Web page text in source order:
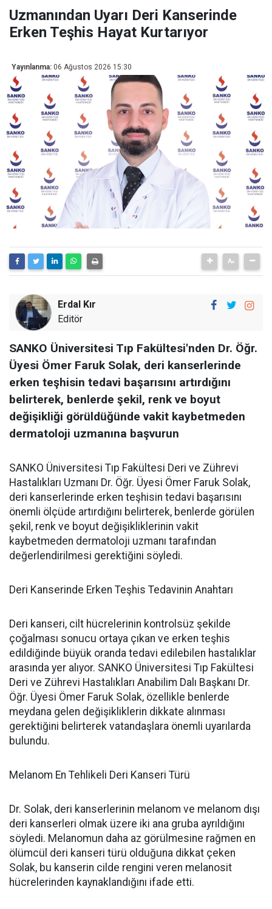
Uzmanından Uyarı Deri Kanserinde
Erken Teşhis Hayat Kurtarıyor
Yayınlanma: 06 Ağustos 2026 15:30
Erdal Kır
Editör
SANKO Üniversitesi Tıp Fakültesi'nden Dr. Öğr.
Üyesi Ömer Faruk Solak, deri kanserlerinde
erken teşhisin tedavi başarısını artırdığını
belirterek, benlerde şekil, renk ve boyut
değişikliği görüldüğünde vakit kaybetmeden
dermatoloji uzmanına başvurun
SANKO Üniversitesi Tıp Fakültesi Deri ve Zührevi
Hastalıkları Uzmanı Dr. Öğr. Üyesi Ömer Faruk Solak,
deri kanserlerinde erken teşhisin tedavi başarısını
önemli ölçüde artırdığını belirterek, benlerde görülen
şekil, renk ve boyut değişikliklerinin vakit
kaybetmeden dermatoloji uzmanı tarafından
değerlendirilmesi gerektiğini söyledi.
Deri Kanserinde Erken Teşhis Tedavinin Anahtarı
Deri kanseri, cilt hücrelerinin kontrolsüz şekilde
çoğalması sonucu ortaya çıkan ve erken teşhis
edildiğinde büyük oranda tedavi edilebilen hastalıklar
arasında yer alıyor. SANKO Üniversitesi Tıp Fakültesi
Deri ve Zührevi Hastalıkları Anabilim Dalı Başkanı Dr.
Öğr. Üyesi Ömer Faruk Solak, özellikle benlerde
meydana gelen değişikliklerin dikkate alınması
gerektiğini belirterek vatandaşlara önemli uyarılarda
bulundu.
Melanom En Tehlikeli Deri Kanseri Türü
Dr. Solak, deri kanserlerinin melanom ve melanom dışı
deri kanserleri olmak üzere iki ana gruba ayrıldığını
söyledi. Melanomun daha az görülmesine rağmen en
ölümcül deri kanseri türü olduğuna dikkat çeken
Solak, bu kanserin cilde rengini veren melanosit
hücrelerinden kaynaklandığını ifade etti.